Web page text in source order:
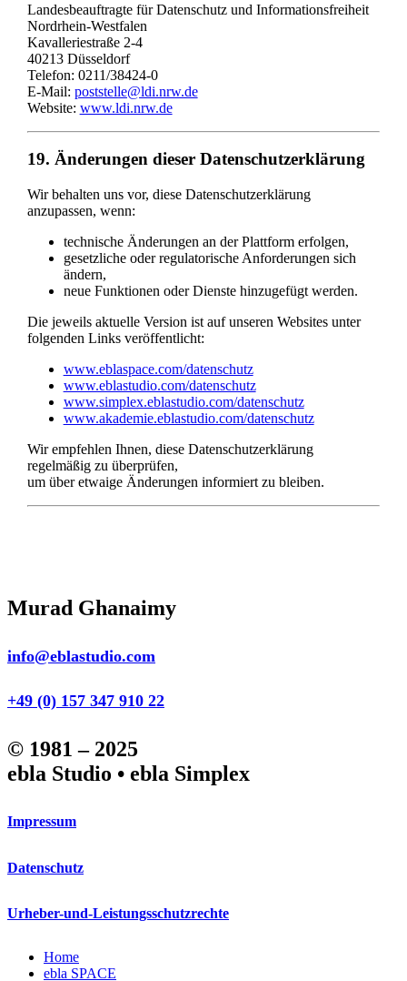
Landesbeauftragte für Datenschutz und Informationsfreiheit
Nordrhein-Westfalen
Kavalleriestraße 2-4
40213 Düsseldorf
Telefon: 0211/38424-0
E-Mail: poststelle@ldi.nrw.de
Website: www.ldi.nrw.de
19. Änderungen dieser Datenschutzerklärung
Wir behalten uns vor, diese Datenschutzerklärung
anzupassen, wenn:
technische Änderungen an der Plattform erfolgen,
gesetzliche oder regulatorische Anforderungen sich
ändern,
neue Funktionen oder Dienste hinzugefügt werden.
Die jeweils aktuelle Version ist auf unseren Websites unter
folgenden Links veröffentlicht:
www.eblaspace.com/datenschutz
www.eblastudio.com/datenschutz
www.simplex.eblastudio.com/datenschutz
www.akademie.eblastudio.com/datenschutz
Wir empfehlen Ihnen, diese Datenschutzerklärung
regelmäßig zu überprüfen,
um über etwaige Änderungen informiert zu bleiben.
Murad Ghanaimy
info@eblastudio.com
+49 (0) 157 347 910 22
© 1981 – 2025
ebla Studio • ebla Simplex
Impressum
Datenschutz
Urheber-und-Leistungsschutzrechte
Close
Menu
Home
ebla SPACE